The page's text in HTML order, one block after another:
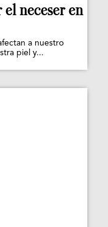
el neceser en
a nuestro
piel y...